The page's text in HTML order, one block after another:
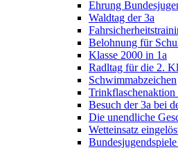
Ehrung
Waldtag der 3a
Belohnung für
Klasse 2000 in 1a
Radltag für die 2.
Schwimmabzeichen
Besuch der 3a bei
Die unendliche
Wetteinsatz